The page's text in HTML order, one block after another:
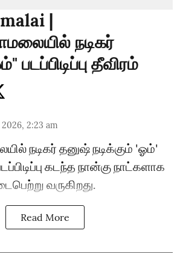
|
நடிகர்
தீவிரம்
2:23 am
நடிகர் தனுஷ் நடிக்கும் 'ஓம்'
கடந்த நான்கு நாட்களாக
வருகிறது.
Read More